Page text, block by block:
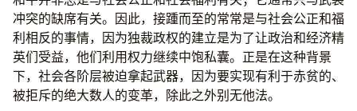
冲突的缺席有关。因此，接踵而至的常常是与社会公正和福
利相反的事情，因为独裁政权的建立是为了让政治和经济精
英们受益，他们利用权力继续中饱私囊。正是在这种背景
下，社会各阶层被迫拿起武器，因为要实现有利于赤贫的、
被拒斥的绝大数人的变革，除此之外别无他法。